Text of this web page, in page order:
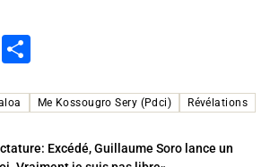
E
ta
Me Kossougro Sery (Pdci) Révélations
Excédé, Guillaume Soro lance un